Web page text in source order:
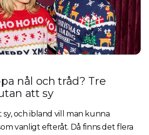
nål och tråd? Tre
att sy
och ibland vill man kunna
vanligt efteråt. Då finns det flera